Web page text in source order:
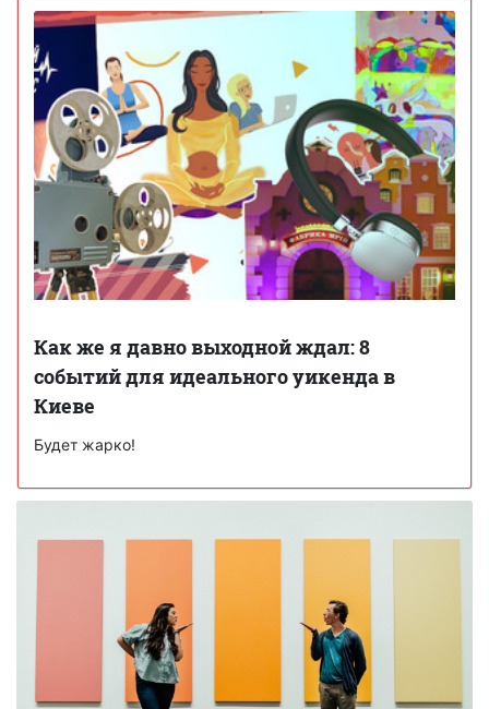
Как же я давно выходной ждал: 8
событий для идеального уикенда в
Киеве
Будет жарко!